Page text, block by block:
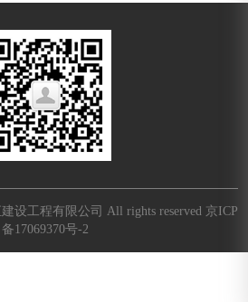
设工程有限公司 All rights reserved 京ICP
备17069370号-2